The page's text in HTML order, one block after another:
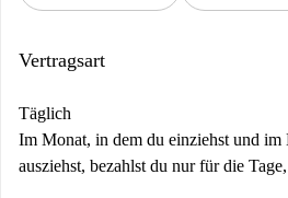
Vertragsart
Täglich
Im Monat, in dem du einziehst und im
ausziehst, bezahlst du nur für die